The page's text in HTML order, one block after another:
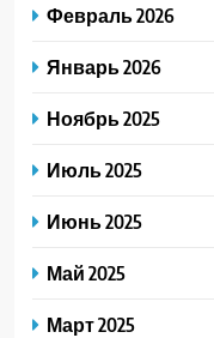
Февраль 2026
Январь 2026
Ноябрь 2025
Июль 2025
Июнь 2025
Май 2025
Март 2025